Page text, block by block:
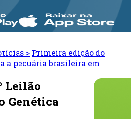
> Primeira edição do
a pecuária brasileira em
Leilão
Genética